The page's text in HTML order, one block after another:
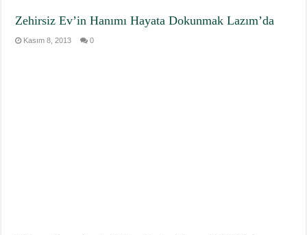
Zehirsiz Ev’in Hanımı Hayata Dokunmak Lazım’da
Kasım 8, 2013 0